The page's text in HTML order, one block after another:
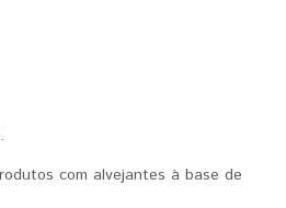
com alvejantes à base de